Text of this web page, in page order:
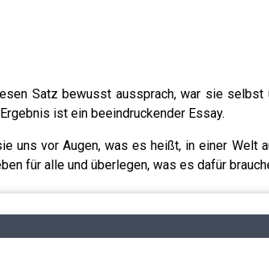
Satz bewusst aussprach, war sie
ist ein beeindruckender Essay.
uns vor Augen, was es heißt, in einer Welt
für alle und überlegen, was es dafür